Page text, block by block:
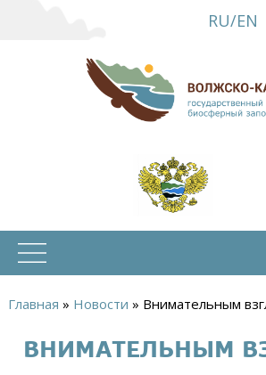
основному
содержанию
RU/EN
здесь
Главная » Новости » Внимательным
ВНИМАТЕЛЬНЫМ